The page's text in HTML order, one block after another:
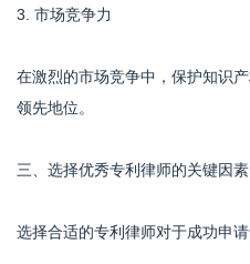
3. 市场竞争力
在激烈的市场竞争中，保护知识
领先地位。
三、选择优秀专利律师的关键因素
选择合适的专利律师对于成功申